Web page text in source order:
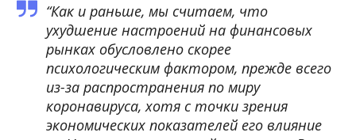
“Как и раньше, мы считаем, что
ухудшение настроений на финансовых
рынках обусловлено скорее
психологическим фактором, прежде всего
из-за распространения по миру
коронавируса, хотя с точки зрения
экономических показателей его влияние